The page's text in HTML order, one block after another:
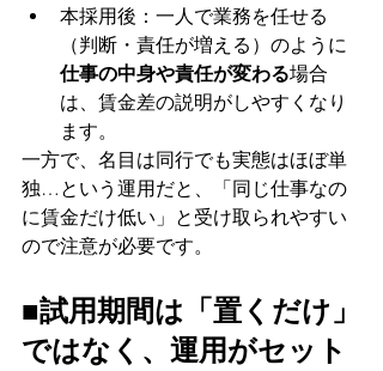
本採用後：一人で業務を任せる
（判断・責任が増える）のように
仕事の中身や責任が変わる場合
は、賃金差の説明がしやすくなり
ます。
一方で、名目は同行でも実態はほぼ単
独…という運用だと、「同じ仕事なの
に賃金だけ低い」と受け取られやすい
ので注意が必要です。
■試用期間は「置くだけ」
ではなく、運用がセット